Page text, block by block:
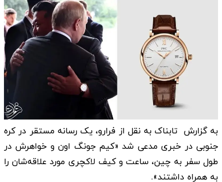
به گزارش تابناک به نقل از فرارو، یک رسانه مستقر در کره
جنوبی در خبری مدعی شد «کیم جونگ اون و خواهرش در
طول سفر به چین، ساعت و کیف لاکچری مورد علاقه‌شان را
به همراه داشتند».